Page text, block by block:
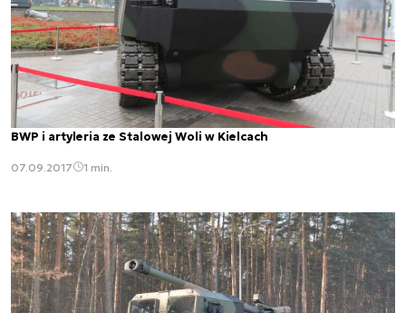
BWP i artyleria ze Stalowej Woli w Kielcach
07.09.2017 1 min.